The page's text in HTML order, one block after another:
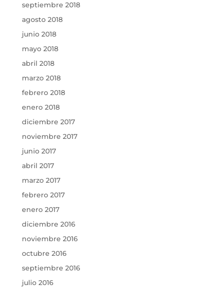
septiembre 2018
agosto 2018
junio 2018
mayo 2018
abril 2018
marzo 2018
febrero 2018
enero 2018
diciembre 2017
noviembre 2017
junio 2017
abril 2017
marzo 2017
febrero 2017
enero 2017
diciembre 2016
noviembre 2016
octubre 2016
septiembre 2016
julio 2016